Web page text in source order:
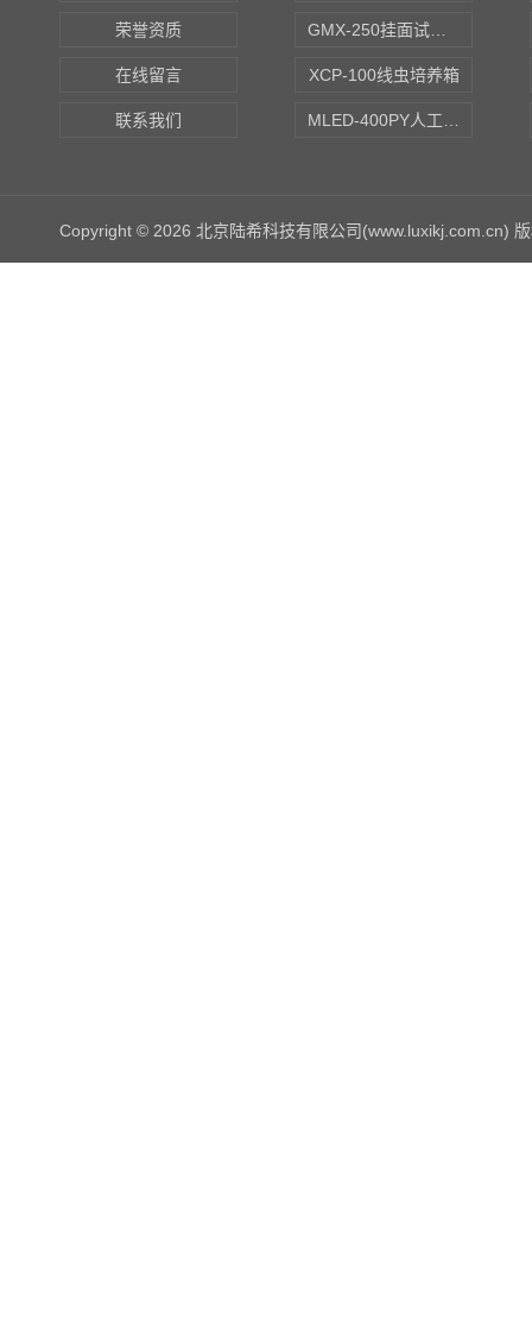
荣誉资质
在线留言
联系我们
XCP-100线虫培养箱
Copyright © 2026 北京陆希科技有限公司(www.luxikj.com.cn)